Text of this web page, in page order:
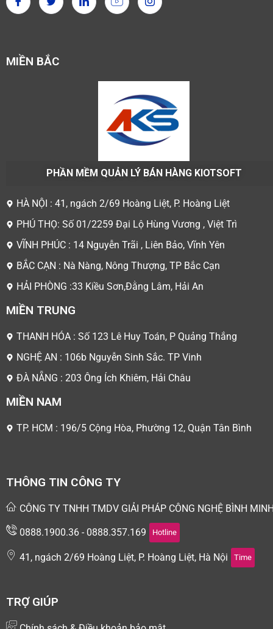
MIỀN BẮC
PHẦN MỀM QUẢN LÝ BÁN HÀNG KIOTSOFT
HÀ NỘI : 41, ngách 2/69 Hoàng Liệt, P. Hoàng Liệt
PHÚ THỌ: Số 01/2259 Đại Lộ Hùng Vương , Việt Trì
VĨNH PHÚC : 14 Nguyễn Trãi , Liên Bảo, Vĩnh Yên
BẮC CẠN : Nà Nàng, Nông Thượng, TP Bắc Cạn
HẢI PHÒNG :33 Kiều Sơn,Đằng Lâm, Hải An
MIỀN TRUNG
THANH HÓA : Số 123 Lê Huy Toán, P Quảng Thắng
NGHỆ AN : 106b Nguyễn Sinh Sắc. TP Vinh
ĐÀ NẴNG : 203 Ông Ích Khiêm, Hải Châu
MIỀN NAM
TP. HCM : 196/5 Cộng Hòa, Phường 12, Quận Tân Bình
THÔNG TIN CÔNG TY
CÔNG TY TNHH TMDV GIẢI PHÁP CÔNG NGHỆ BÌNH
0888.1900.36 - 0888.357.169 Hotline
41, ngách 2/69 Hoàng Liệt, P. Hoàng Liệt, Hà Nội Time
TRỢ GIÚP